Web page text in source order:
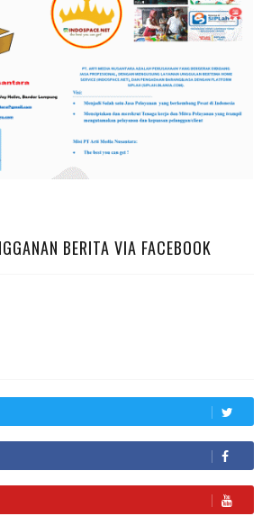
BERITA VIA FACEBOOK